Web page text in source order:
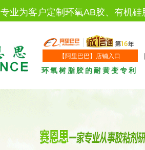
专业为客户定制环氧AB胶、有机硅
【阿里巴巴】店铺入口
环氧树脂胶的耐黄变专利